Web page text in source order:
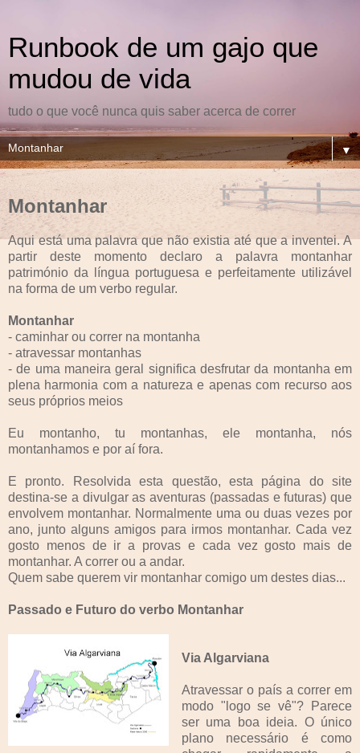
Runbook de um gajo que
mudou de vida
tudo o que você nunca quis saber acerca de correr
▼
Montanhar
Aqui está uma palavra que não existia até que a inventei. A
partir deste momento declaro a palavra montanhar
património da língua portuguesa e perfeitamente utilizável
na forma de um verbo regular.
Montanhar
- caminhar ou correr na montanha
- atravessar montanhas
- de uma maneira geral significa desfrutar da montanha em
plena harmonia com a natureza e apenas com recurso aos
seus próprios meios
Eu montanho, tu montanhas, ele montanha, nós
montanhamos e por aí fora.
E pronto. Resolvida esta questão, esta página do site
destina-se a divulgar as aventuras (passadas e futuras) que
envolvem montanhar. Normalmente uma ou duas vezes por
ano, junto alguns amigos para irmos montanhar. Cada vez
gosto menos de ir a provas e cada vez gosto mais de
montanhar. A correr ou a andar.
Quem sabe querem vir montanhar comigo um destes dias...
Passado e Futuro do verbo Montanhar
Via Algarviana
Atravessar o país a correr em
modo "logo se vê"? Parece
ser uma boa ideia. O único
plano necessário é como